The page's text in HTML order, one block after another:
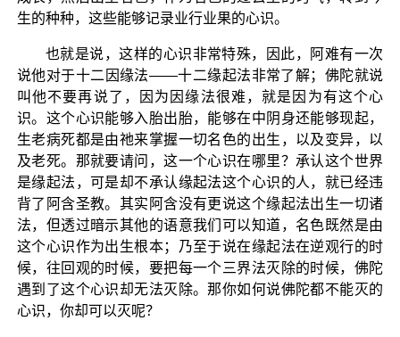
生的种种，这些能够记录业行业果的心识。
也就是说，这样的心识非常特殊，因此，阿难有一次
说他对于十二因缘法——十二缘起法非常了解；佛陀就说
叫他不要再说了，因为因缘法很难，就是因为有这个心
识。这个心识能够入胎出胎，能够在中阴身还能够现起，
生老病死都是由祂来掌握一切名色的出生，以及变异，以
及老死。那就要请问，这一个心识在哪里？承认这个世界
是缘起法，可是却不承认缘起法这个心识的人，就已经违
背了阿含圣教。其实阿含没有更说这个缘起法出生一切诸
法，但透过暗示其他的语意我们可以知道，名色既然是由
这个心识作为出生根本；乃至于说在缘起法在逆观行的时
候，往回观的时候，要把每一个三界法灭除的时候，佛陀
遇到了这个心识却无法灭除。那你如何说佛陀都不能灭的
心识，你却可以灭呢？